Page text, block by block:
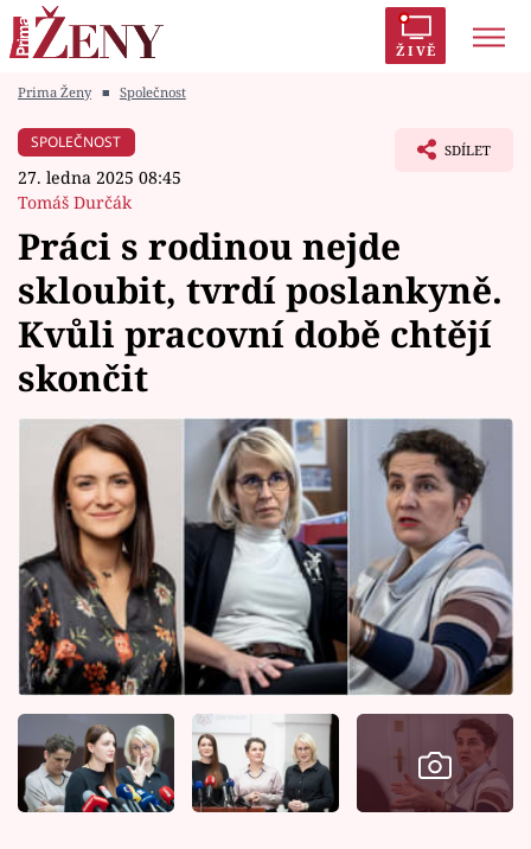
ŽIVĚ
Módní alarm
Témata
Celebrity
Vztahy
Seriály
Horoskopy
Sledujte prima+
Filmový festival Karlovy Vary
Pořady
Mámy sobě
Prima Ženy ■ Společnost
SPOLEČNOST
27. ledna 2025 08:45
Tomáš Durčák
SDÍLET
Práci s rodinou nejde
skloubit, tvrdí poslankyně.
Kvůli pracovní době chtějí
skončit